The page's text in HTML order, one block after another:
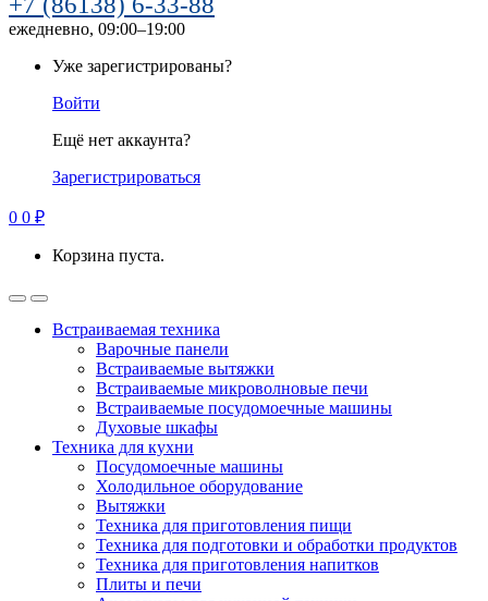
ежедневно, 09:00–19:00
Уже зарегистрированы?
Войти
Ещё нет аккаунта?
Зарегистрироваться
0 0 ₽
Корзина пуста.
Встраиваемая техника
Варочные панели
Встраиваемые вытяжки
Встраиваемые микроволновые печи
Встраиваемые посудомоечные машины
Духовые шкафы
Техника для кухни
Посудомоечные машины
Холодильное оборудование
Вытяжки
Техника для приготовления пищи
Техника для подготовки и обработки продуктов
Техника для приготовления напитков
Плиты и печи